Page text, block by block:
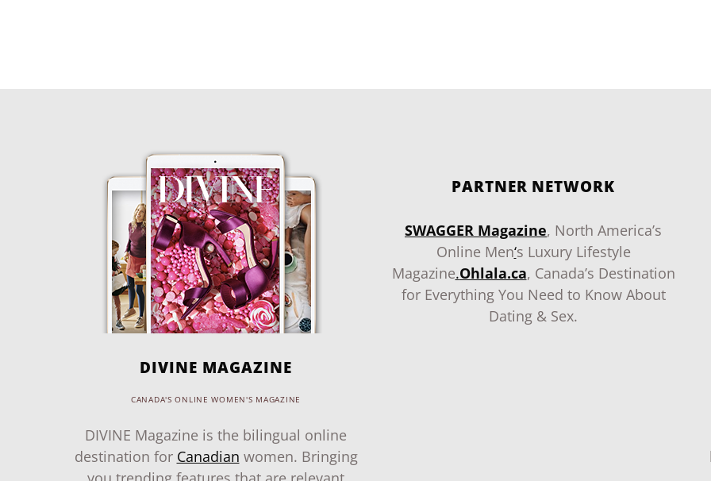
DIVINE MAGAZINE
CANADA'S ONLINE WOMEN'S MAGAZINE
DIVINE Magazine is the bilingual online
destination for Canadian women. Bringing
PARTNER NETWORK
SWAGGER Magazine, North America’s
Online Men‘s Luxury Lifestyle
Magazine.Ohlala.ca, Canada’s Destination
for Everything You Need to Know About
Dating & Sex.